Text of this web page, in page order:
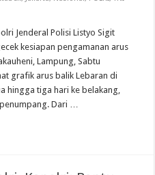
Jenderal Polisi Listyo Sigit
kesiapan pengamanan arus
Lampung, Sabtu
grafik arus balik Lebaran di
hingga tiga hari ke belakang,
Dari …